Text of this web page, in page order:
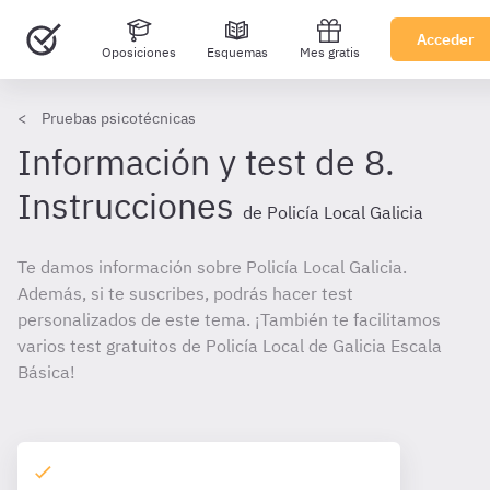
Oposiciones Esquemas Mes gratis
Acceder
Pruebas psicotécnicas
Información y test de 8.
Instrucciones de Policía Local Galicia
Te damos información sobre Policía Local Galicia.
Además, si te suscribes, podrás hacer test
personalizados de este tema. ¡También te facilitamos
varios test gratuitos de Policía Local de Galicia Escala
Básica!